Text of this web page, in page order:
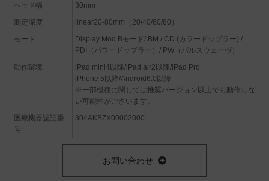
ヘッド幅
30mm
測定深度
linear20-80mm（20/40/60/80）
モード
Display Mod Bモード/ BM / CD (カラードップラー) /
PDI（パワードップラー）/ PW（パルスウェーヴ）
動作環境
iPad mini4以降/iPad air2以降/iPad Pro
iPhone 5以降/Android6.0以降
※一部機種に関しては推奨バージョン以上でも動作しな
い可能性がございます。
医療機器認証番
号
304AKBZX00002000
お問い合わせ